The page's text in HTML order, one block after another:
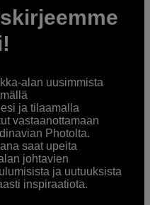
alan uusimmista
ja tilaamalla
vastaanottamaan
Photolta.
saat upeita
johtavien
ja uutuuksista
inspiraatiota.